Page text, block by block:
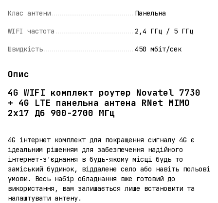
Клас антени Панельна
WIFI частота 2,4 ГГц / 5 ГГц
Швидкість 450 мбіт/сек
Опис
4G WIFI комплект роутер Novatel 7730
+ 4G LTE панельна антена RNet MIMO
2х17 Дб 900-2700 МГц
4G інтернет комплект для покращення сигналу 4G є
ідеальним рішенням для забезпечення надійного
інтернет-з'єднання в будь-якому місці будь то
заміський будинок, віддалене село або навіть польові
умови. Весь набір обладнання вже готовий до
використання, вам залишається лише встановити та
налаштувати антену.